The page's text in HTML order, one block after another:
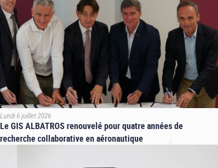
Lundi 6 juillet 2026
Le GIS ALBATROS renouvelé pour quatre années de
recherche collaborative en aéronautique